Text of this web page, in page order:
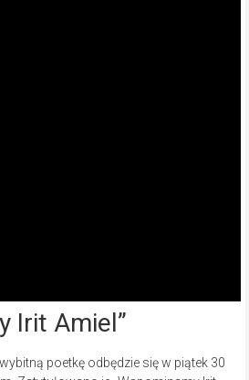
Irit Amiel”
poetkę odbędzie się w piątek 30